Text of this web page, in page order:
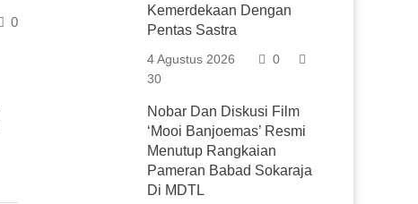
0
Kemerdekaan Dengan
Pentas Sastra
4 Agustus 2026
0
30
Nobar Dan Diskusi Film
‘Mooi Banjoemas’ Resmi
Menutup Rangkaian
Pameran Babad Sokaraja
Di MDTL